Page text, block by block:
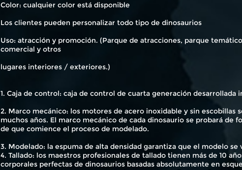
Color: cualquier color está disponible
Los clientes pueden personalizar todo tipo de dinosaurios
Uso: atracción y promoción. (Parque de atracciones, parque
comercial y otros
lugares interiores / exteriores.)
1. Caja de control: caja de control de cuarta generación desarrollada
2. Marco mecánico: los motores de acero inoxidable y sin escobillas
muchos años. El marco mecánico de cada dinosaurio se probará de
de que comience el proceso de modelado.
3. Modelado: la espuma de alta densidad garantiza que el modelo se
4. Tallado: los maestros profesionales de tallado tienen más de 10
corporales perfectas de dinosaurios basadas absolutamente en